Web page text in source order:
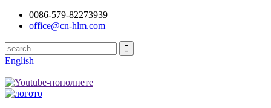
0086-579-82273939
office@cn-hlm.com
English